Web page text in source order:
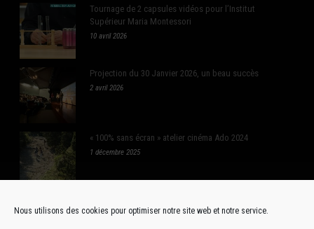
Nous utilisons des cookies pour optimiser notre site web et notre service.
Tournage de 2 capsules vidéos pour l’Institut
Supérieur Maria Montessori
10 avril 2026
Projection du 30 Janvier 2026, un beau succès
2 avril 2026
« 100% sans écran » atelier cinéma Ado 2024
1 décembre 2025